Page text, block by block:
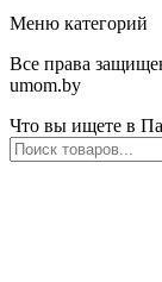
Меню категорий
Все права
umom.by
Что вы ищете в